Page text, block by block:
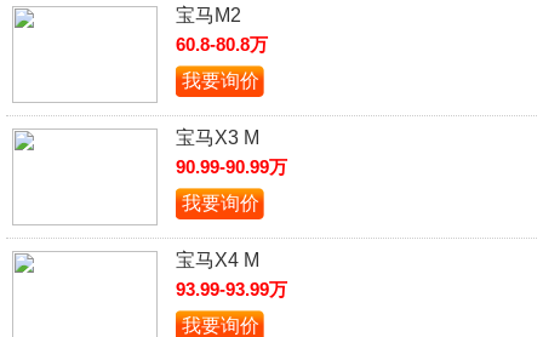
宝马M2
60.8-80.8万
我要询价
宝马X3 M
90.99-90.99万
我要询价
宝马X4 M
93.99-93.99万
我要询价